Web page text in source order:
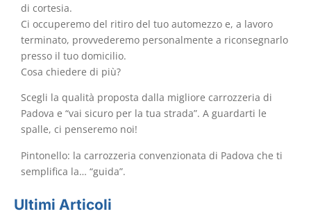
di cortesia.
Ci occuperemo del ritiro del tuo automezzo e, a lavoro
terminato, provvederemo personalmente a riconsegnarlo
presso il tuo domicilio.
Cosa chiedere di più?
Scegli la qualità proposta dalla migliore carrozzeria di
Padova e “vai sicuro per la tua strada”. A guardarti le
spalle, ci penseremo noi!
Pintonello: la carrozzeria convenzionata di Padova che ti
semplifica la… “guida”.
Ultimi Articoli